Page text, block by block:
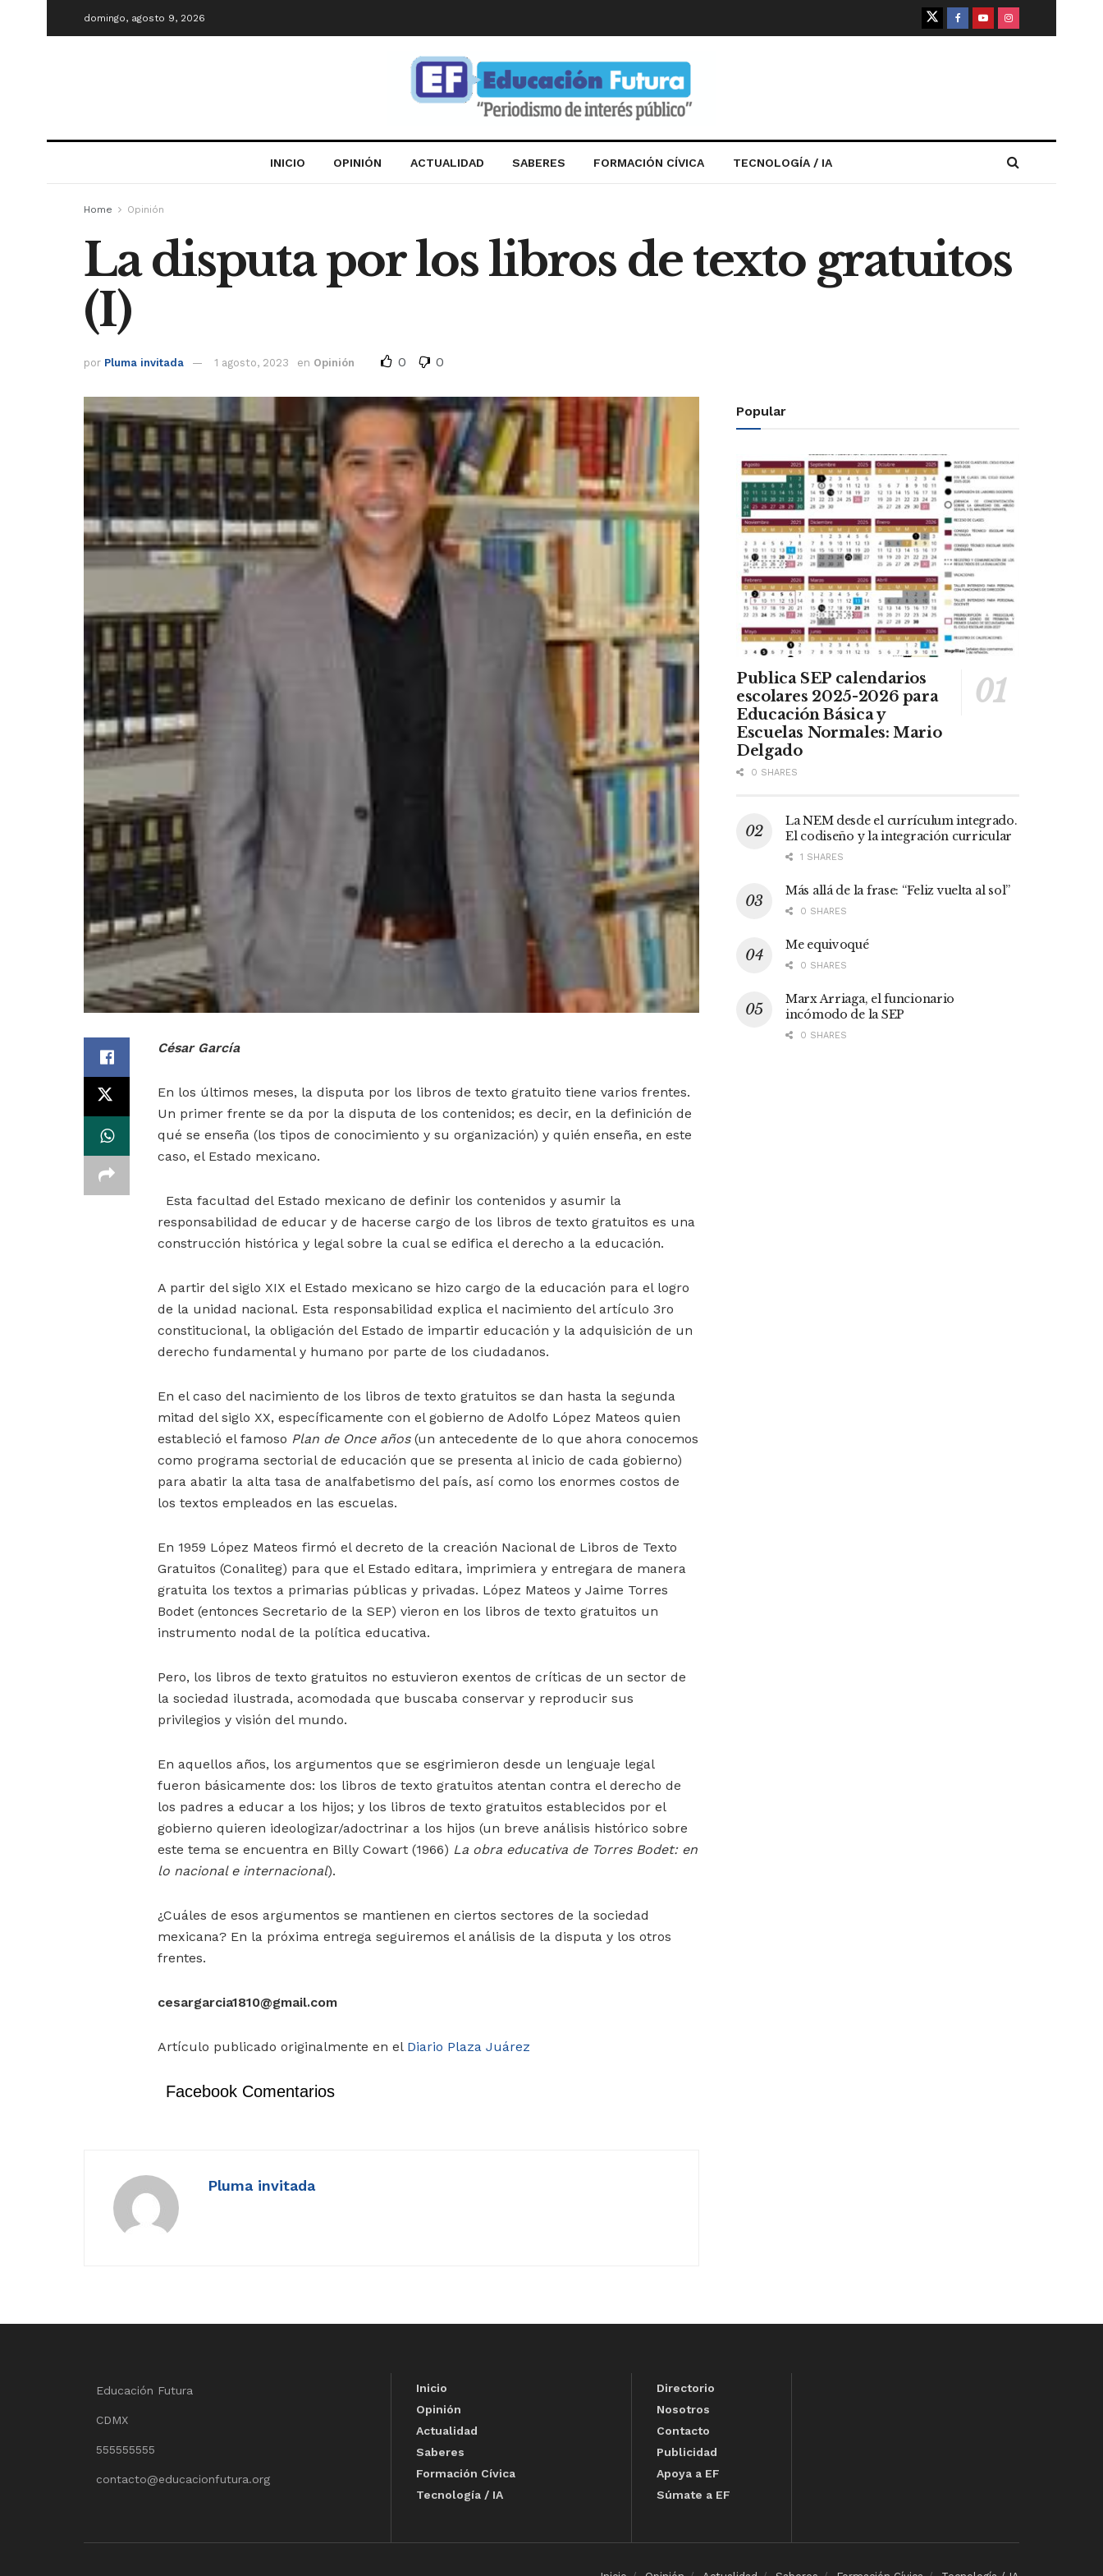
domingo, agosto 9, 2026
INICIO OPINIÓN ACTUALIDAD SABERES FORMACIÓN CÍVICA TECNOLOGÍA / IA
Home Opinión
La disputa por los libros de texto gratuitos
(I)
por Pluma invitada 1 agosto, 2023 en Opinión 0 0
César García
En los últimos meses, la disputa por los libros de texto gratuito tiene varios frentes.
Un primer frente se da por la disputa de los contenidos; es decir, en la definición de
qué se enseña (los tipos de conocimiento y su organización) y quién enseña, en este
caso, el Estado mexicano.
Esta facultad del Estado mexicano de definir los contenidos y asumir la
responsabilidad de educar y de hacerse cargo de los libros de texto gratuitos es una
construcción histórica y legal sobre la cual se edifica el derecho a la educación.
A partir del siglo XIX el Estado mexicano se hizo cargo de la educación para el logro
de la unidad nacional. Esta responsabilidad explica el nacimiento del artículo 3ro
constitucional, la obligación del Estado de impartir educación y la adquisición de un
derecho fundamental y humano por parte de los ciudadanos.
En el caso del nacimiento de los libros de texto gratuitos se dan hasta la segunda
mitad del siglo XX, específicamente con el gobierno de Adolfo López Mateos quien
estableció el famoso Plan de Once años(un antecedente de lo que ahora conocemos
como programa sectorial de educación que se presenta al inicio de cada gobierno)
para abatir la alta tasa de analfabetismo del país, así como los enormes costos de
los textos empleados en las escuelas.
En 1959 López Mateos firmó el decreto de la creación Nacional de Libros de Texto
Gratuitos (Conaliteg) para que el Estado editara, imprimiera y entregara de manera
gratuita los textos a primarias públicas y privadas. López Mateos y Jaime Torres
Bodet (entonces Secretario de la SEP) vieron en los libros de texto gratuitos un
instrumento nodal de la política educativa.
Pero, los libros de texto gratuitos no estuvieron exentos de críticas de un sector de
la sociedad ilustrada, acomodada que buscaba conservar y reproducir sus
privilegios y visión del mundo.
En aquellos años, los argumentos que se esgrimieron desde un lenguaje legal
fueron básicamente dos: los libros de texto gratuitos atentan contra el derecho de
los padres a educar a los hijos; y los libros de texto gratuitos establecidos por el
gobierno quieren ideologizar/adoctrinar a los hijos (un breve análisis histórico sobre
este tema se encuentra en Billy Cowart (1966) La obra educativa de Torres Bodet: en
lo nacional e internacional).
¿Cuáles de esos argumentos se mantienen en ciertos sectores de la sociedad
mexicana? En la próxima entrega seguiremos el análisis de la disputa y los otros
frentes.
cesargarcia1810@gmail.com
Artículo publicado originalmente en el Diario Plaza Juárez
Facebook Comentarios
Pluma invitada
Popular
Publica SEP calendarios
escolares 2025-2026 para
Educación Básica y
Escuelas Normales: Mario
Delgado
0 SHARES
La NEM desde el currículum integrado.
El codiseño y la integración curricular
1 SHARES
Más allá de la frase: “Feliz vuelta al sol”
0 SHARES
Me equivoqué
0 SHARES
Marx Arriaga, el funcionario
incómodo de la SEP
0 SHARES
Educación Futura
CDMX
555555555
contacto@educacionfutura.org
Inicio
Opinión
Actualidad
Saberes
Formación Cívica
Tecnología / IA
Directorio
Nosotros
Contacto
Publicidad
Apoya a EF
Súmate a EF